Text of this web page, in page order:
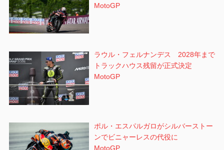
MotoGP
ラウル・フェルナンデス 2028年まで
トラックハウス残留が正式決定
MotoGP
ポル・エスパルガロがシルバーストー
ンでビニャーレスの代役に
MotoGP